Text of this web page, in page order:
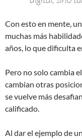
Con esto en mente,
muchas más
años, lo que dificulta
Pero no solo cambia
cambian otras
se vuelve más
calificado.
Al dar el ejemplo de